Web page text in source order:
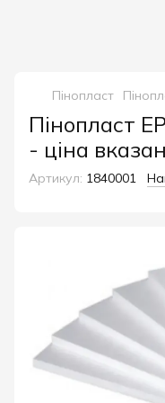
Пінопласт
Пінопласт
- ціна
Артикул: 1840001